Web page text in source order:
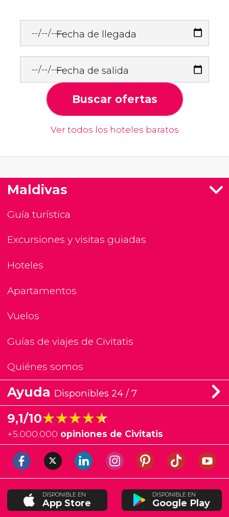
Fecha de llegada
Fecha de salida
Buscar ofertas
Ver todos los hoteles baratos
Maldivas
Guía turística
Excursiones y visitas guiadas
Hoteles
Apartamentos
Vuelos
Guías de viajes de Civitatis
Quiénes somos
Ayuda Disponibles 24 / 7
9,1/10★★★★★
★★★★★
+5.000.000 opiniones de Civitatis
DISPONIBLE EN
App Store
DISPONIBLE EN
Google Play